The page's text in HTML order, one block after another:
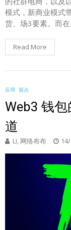
模式，新商业模式
货、场3要素。而
Read More
应用 观点
Web3 钱
道
LI, 网络布布